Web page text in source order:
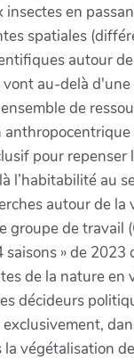
en
spatiales
autour
au-delà
de
anthropocentrique
pour repenser
l’habitabilité au
autour de
de travail
» de 2023
de la nature
décideurs
végétalisation